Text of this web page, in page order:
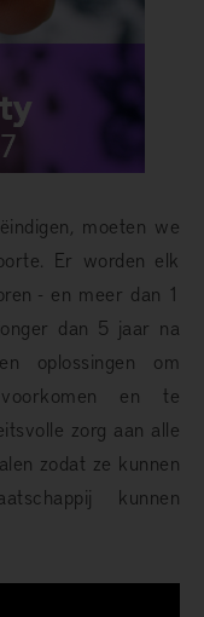
moeten we
Er worden elk
- en meer dan 1
dan 5 jaar na
oplossingen om
en te
zorg aan alle
zodat ze kunnen
kunnen